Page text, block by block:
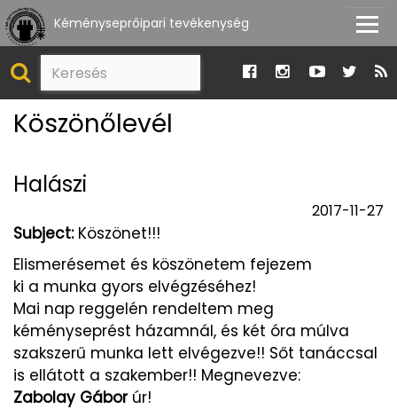
Kéményseprőipari tevékenység
Köszönőlevél
Halászi
2017-11-27
Subject:Köszönet!!!
Elismerésemet és köszönetem fejezem
ki a munka gyors elvégzéséhez!
Mai nap reggelén rendeltem meg
kéményseprést házamnál, és két óra múlva
szakszerű munka lett elvégezve!! Sőt tanáccsal
is ellátott a szakember!! Megnevezve:
Zabolay Gáborúr!